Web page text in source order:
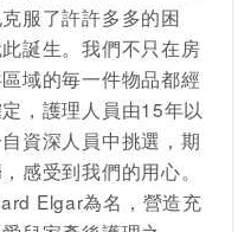
服了許許多多的困
誕生。我們不只在房
域的毎一件物品都經
，護理人員由15年以
資深人員中挑選，期
感受到我們的用心。
Elgar為名，營造充